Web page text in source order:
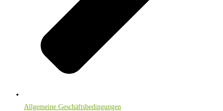
Allgemeine Geschäftsbedingungen